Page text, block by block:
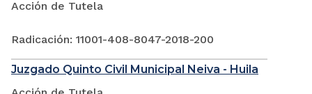
Acción de Tutela
Radicación: 11001-408-8047-2018-200
Juzgado Quinto Civil Municipal Neiva - Huila